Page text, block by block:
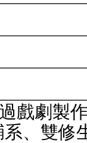
戲劇製
、雙修